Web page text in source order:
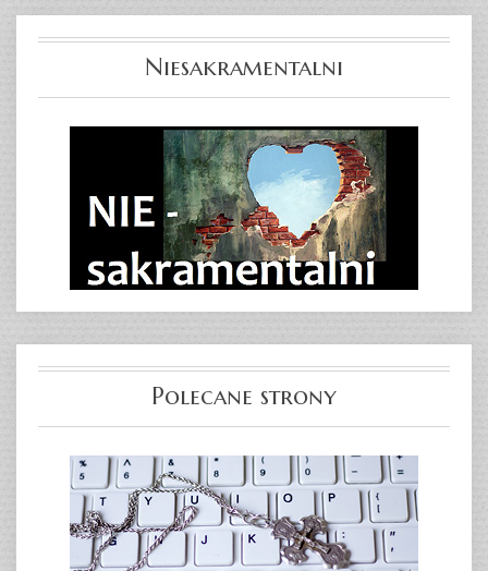
Niesakramentalni
Polecane strony